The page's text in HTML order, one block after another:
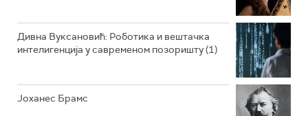
РАДИО ЏЕЗЕР
АРХИВ
Дивна Вуксановић: Роботика и вештачка
интелигенција у савременом позоришту (1)
Јоханес Брамс